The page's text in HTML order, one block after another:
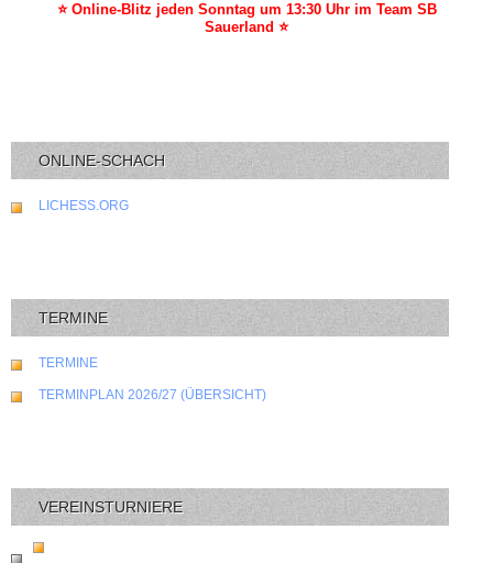
⭐ Online-Blitz jeden Sonntag um 13:30 Uhr im Team SB
Sauerland ⭐
ONLINE-SCHACH
LICHESS.ORG
TERMINE
TERMINE
TERMINPLAN 2026/27 (ÜBERSICHT)
VEREINSTURNIERE